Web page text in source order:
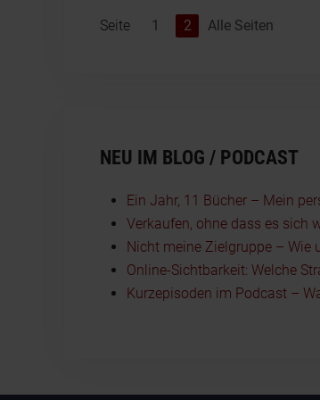
Seite 1 2 Alle Seiten
NEU IM BLOG / PODCAST
Ein Jahr, 11 Bücher – Mein
Verkaufen, ohne dass es sich
Nicht meine Zielgruppe – Wie
Online-Sichtbarkeit: Welche
Kurzepisoden im Podcast –